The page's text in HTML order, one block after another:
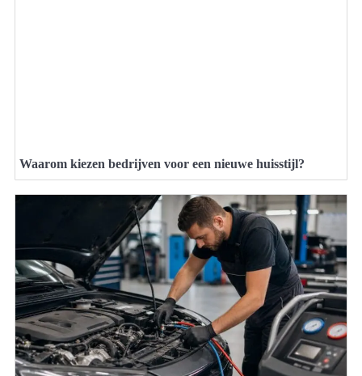
Waarom kiezen bedrijven voor een nieuwe huisstijl?